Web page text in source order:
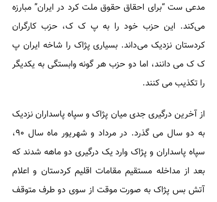
مدعی ست “برای احقاق حقوق ملت کرد در ایران” مبارزه
می‌کند. این حزب خود را به پ ک ک، حزب کارگران
کردستان نزدیک می‌داند. بسیاری پژاک را شاخه ایران پ
ک ک می دانند، اما دو حزب هر گونه وابستگی به یکدیگر
را تکذیب می کنند.
از آخرین درگیری جدی میان پژاک و سپاه پاسداران نزدیک
به دو سال می گذرد. در مرداد و شهریور ماه سال ۹۰،
سپاه پاسداران و پژاک وارد یک درگیری دو ماهه شدند که
بعد از مداخله مستقیم مقامات اقلیم کردستان و اعلام
آتش بس پژاک به صورت موقت از سوی دو طرف متوقف